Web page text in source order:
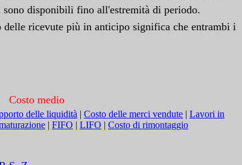
disponibili fino all'estremità di periodo.
delle ricevute più in anticipo significa che entrambi i
Costo medio
delle liquidità | Costo delle merci vendute | Lavori in
| FIFO | LIFO | Costo di rimontaggio